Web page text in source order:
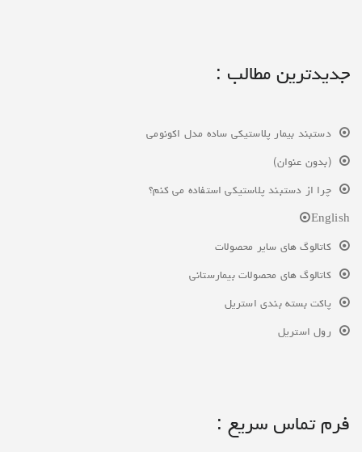
جدیدترین مطالب :
دستبند بیمار پلاستیکی ساده مدل اکونومی
(بدون عنوان)
چرا از دستبند پلاستیکی استفاده می کنم؟
English
کاتالوگ های سایر محصولات
کاتالوگ های محصولات بیمارستانی
پاکت بسته بندی استریل
رول استریل
فرم تماس سریع :